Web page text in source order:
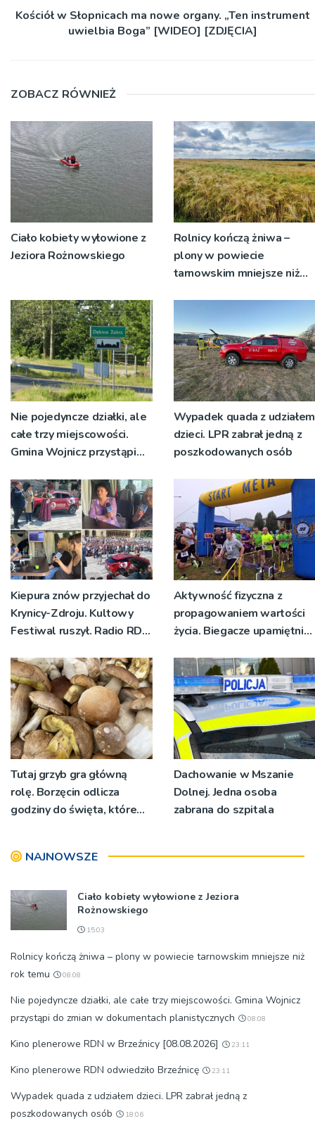
Kościół w Słopnicach ma nowe organy. „Ten instrument
uwielbia Boga” [WIDEO] [ZDJĘCIA]
ZOBACZ RÓWNIEŻ
Ciało kobiety wyłowione z
Jeziora Rożnowskiego
Rolnicy kończą żniwa –
plony w powiecie
tarnowskim mniejsze niż
Nie pojedyncze działki, ale
całe trzy miejscowości.
Gmina Wojnicz przystąpi
planistycznych
Wypadek quada z udziałem
dzieci. LPR zabrał jedną z
poszkodowanych osób
Kiepura znów przyjechał do
Krynicy-Zdroju. Kultowy
Festiwal ruszył. Radio RDN
żywo [ZDJĘCIA]
Aktywność fizyczna z
propagowaniem wartości
życia. Biegacze upamiętnili
Tutaj grzyb gra główną
rolę. Borzęcin odlicza
godziny do święta, które
Dachowanie w Mszanie
Dolnej. Jedna osoba
zabrana do szpitala
NAJNOWSZE
Ciało kobiety wyłowione z Jeziora
Rożnowskiego
15:03
Rolnicy kończą żniwa – plony w powiecie tarnowskim mniejsze niż
rok temu
08:08
Nie pojedyncze działki, ale całe trzy miejscowości. Gmina Wojnicz
przystąpi do zmian w dokumentach planistycznych
08:08
Kino plenerowe RDN w Brzeźnicy [08.08.2026] 23:11
Kino plenerowe RDN odwiedziło Brzeźnicę 23:11
Wypadek quada z udziałem dzieci. LPR zabrał jedną z
poszkodowanych osób
18:06